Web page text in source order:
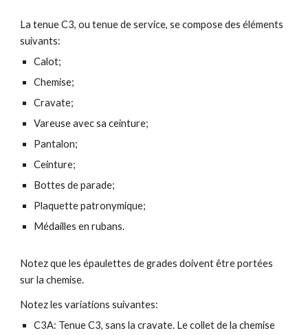
La tenue C3, ou tenue deservice, se compose des éléments
suivants:
Calot;
Chemise;
Cravate;
Vareuse avec sa ceinture;
Pantalon;
Ceinture;
Bottes de parade;
Plaquette patronymique;
Médailles en rubans.
Notez que les épaulettes de grades doivent être portées
sur la chemise.
Notez les variations suivantes:
C3A: Tenue C3, sans la cravate. Le collet de la chemise